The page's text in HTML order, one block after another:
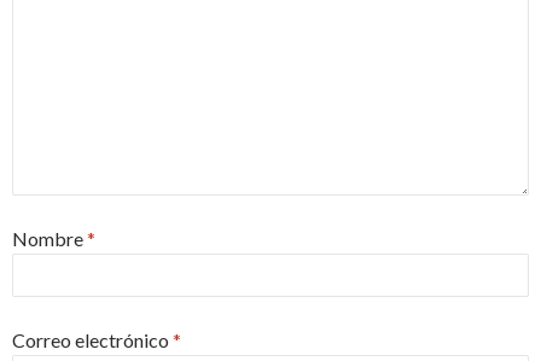
Nombre*
Correo electrónico *